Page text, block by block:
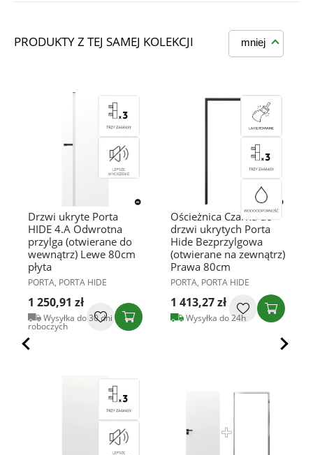
PRODUKTY Z TEJ SAMEJ KOLEKCJI mniej
Drzwi ukryte Porta
HIDE 4.A Odwrotna
przylga (otwierane do
wewnątrz) Lewe 80cm
płyta
PORTA, PORTA HIDE
1 250,91 zł
Wysyłka do 30 dni
roboczych
Ościeżnica Czarna do
drzwi ukrytych Porta
Hide Bezprzylgowa
(otwierane na zewnątrz)
Prawa 80cm
PORTA, PORTA HIDE
1 413,27 zł
Wysyłka do 24h